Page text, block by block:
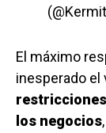
El máximo
inesperado el
los negocios